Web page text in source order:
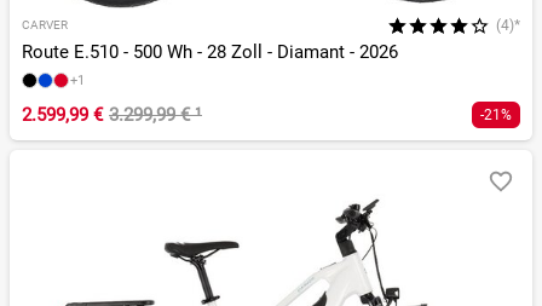
CARVER (4)*
Route E.510 - 500 Wh - 28 Zoll - Diamant - 2026
+1
2.599,99 € 3.299,99 €¹ -21%